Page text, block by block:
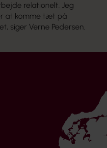
relationelt. Jeg
at komme tæt på
siger Verne Pedersen.